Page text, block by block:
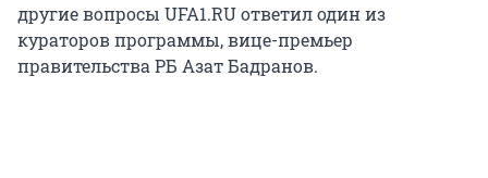
другие вопросы UFA1.RU ответил один из
кураторов программы, вице-премьер
правительства РБ Азат Бадранов.